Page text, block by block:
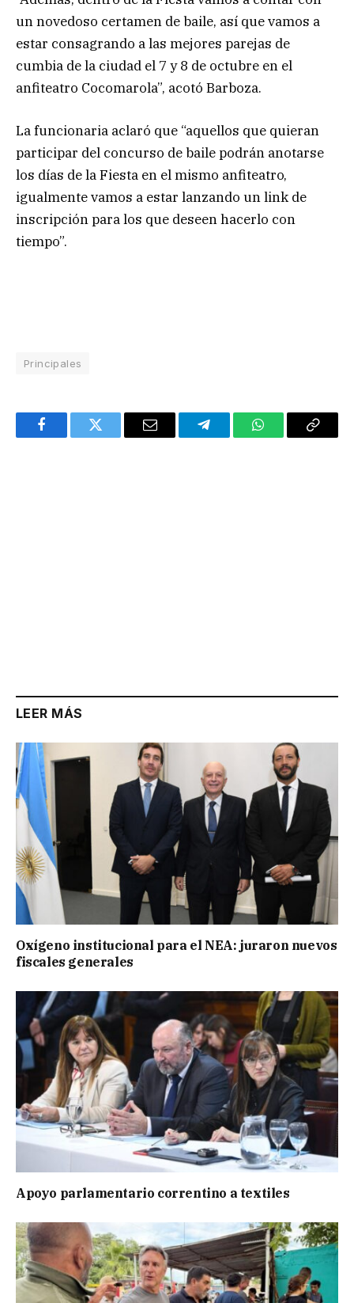
un novedoso certamen de baile, así que vamos a
estar consagrando a las mejores parejas de
cumbia de la ciudad el 7 y 8 de octubre en el
anfiteatro Cocomarola”, acotó Barboza.
La funcionaria aclaró que “aquellos que quieran
participar del concurso de baile podrán anotarse
los días de la Fiesta en el mismo anfiteatro,
igualmente vamos a estar lanzando un link de
inscripción para los que deseen hacerlo con
tiempo”.
Principales
FacebookTwitter Email TelegramWhatsAppCopy
LEER MÁS
Oxígeno institucional para el NEA: juraron nuevos
fiscales generales
Apoyo parlamentario correntino a textiles